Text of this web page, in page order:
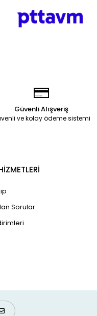
Güvenli Alışveriş
ve kolay ödeme sistemi
Sorular